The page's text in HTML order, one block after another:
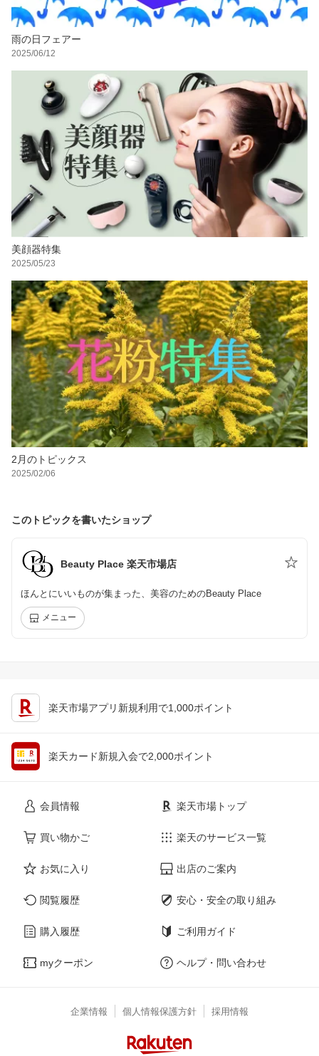
雨の日フェアー
2025/06/12
美顔器特集
2025/05/23
2月のトピックス
2025/02/06
このトピックを書いたショップ
Beauty Place 楽天市場店
ほんとにいいものが集まった、美容のためのBeauty Place
メニュー
楽天市場アプリ新規利用で1,000ポイント
楽天カード新規入会で2,000ポイント
会員情報
買い物かご
お気に入り
閲覧履歴
購入履歴
myクーポン
楽天市場トップ
楽天のサービス一覧
出店のご案内
安心・安全の取り組み
ご利用ガイド
ヘルプ・問い合わせ
企業情報 個人情報保護方針 採用情報